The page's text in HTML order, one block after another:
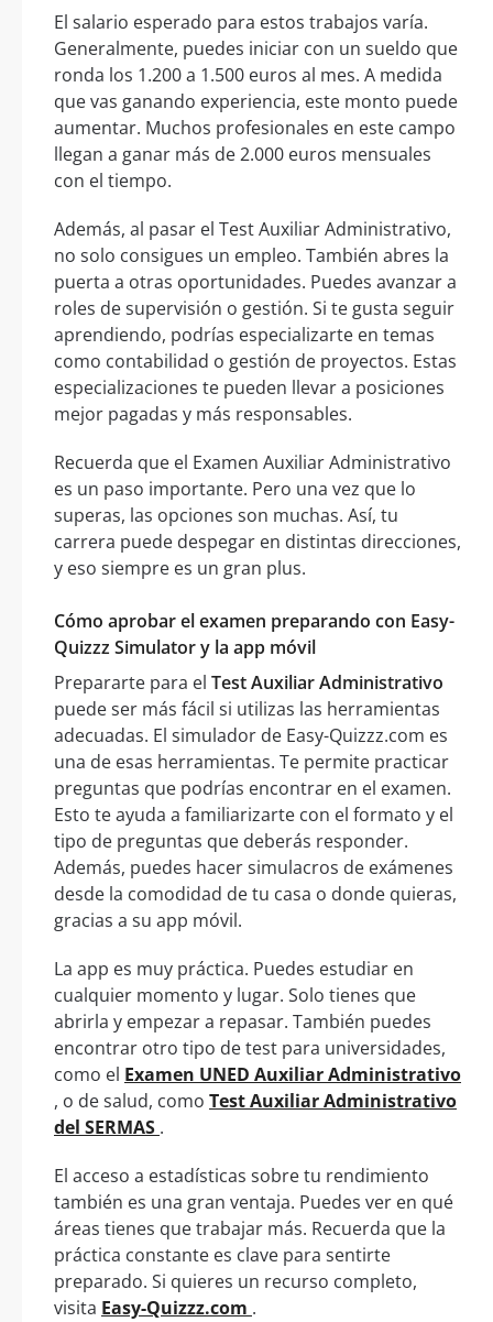
El salario esperado para estos trabajos varía.
Generalmente, puedes iniciar con un sueldo que
ronda los 1.200 a 1.500 euros al mes. A medida
que vas ganando experiencia, este monto puede
aumentar. Muchos profesionales en este campo
llegan a ganar más de 2.000 euros mensuales
con el tiempo.
Además, al pasar el Test Auxiliar Administrativo,
no solo consigues un empleo. También abres la
puerta a otras oportunidades. Puedes avanzar a
roles de supervisión o gestión. Si te gusta seguir
aprendiendo, podrías especializarte en temas
como contabilidad o gestión de proyectos. Estas
especializaciones te pueden llevar a posiciones
mejor pagadas y más responsables.
Recuerda que el Examen Auxiliar Administrativo
es un paso importante. Pero una vez que lo
superas, las opciones son muchas. Así, tu
carrera puede despegar en distintas direcciones,
y eso siempre es un gran plus.
Cómo aprobar el examen preparando con Easy-
Quizzz Simulator y la app móvil
Prepararte para el Test Auxiliar Administrativo
puede ser más fácil si utilizas las herramientas
adecuadas. El simulador de Easy-Quizzz.com es
una de esas herramientas. Te permite practicar
preguntas que podrías encontrar en el examen.
Esto te ayuda a familiarizarte con el formato y el
tipo de preguntas que deberás responder.
Además, puedes hacer simulacros de exámenes
desde la comodidad de tu casa o donde quieras,
gracias a su app móvil.
La app es muy práctica. Puedes estudiar en
cualquier momento y lugar. Solo tienes que
abrirla y empezar a repasar. También puedes
encontrar otro tipo de test para universidades,
como el Examen UNED Auxiliar Administrativo
, o de salud, como Test Auxiliar Administrativo
del SERMAS .
El acceso a estadísticas sobre tu rendimiento
también es una gran ventaja. Puedes ver en qué
áreas tienes que trabajar más. Recuerda que la
práctica constante es clave para sentirte
preparado. Si quieres un recurso completo,
visita Easy-Quizzz.com .